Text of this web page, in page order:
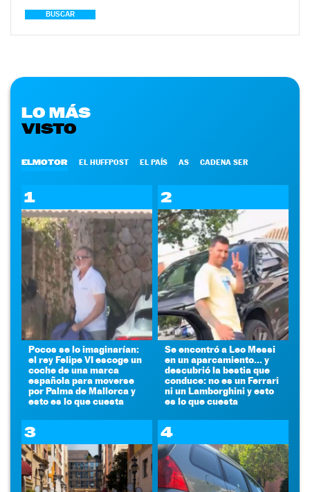
BUSCAR
LO MÁS
VISTO
ELMOTOR EL HUFFPOST EL PAÍS AS CADENA SER
1
Pocos se lo imaginarían:
el rey Felipe VI escoge un
coche de una marca
española para moverse
por Palma de Mallorca y
esto es lo que cuesta
2
Se encontró a Leo Messi
en un aparcamiento... y
descubrió la bestia que
conduce: no es un Ferrari
ni un Lamborghini y esto
es lo que cuesta
3 4